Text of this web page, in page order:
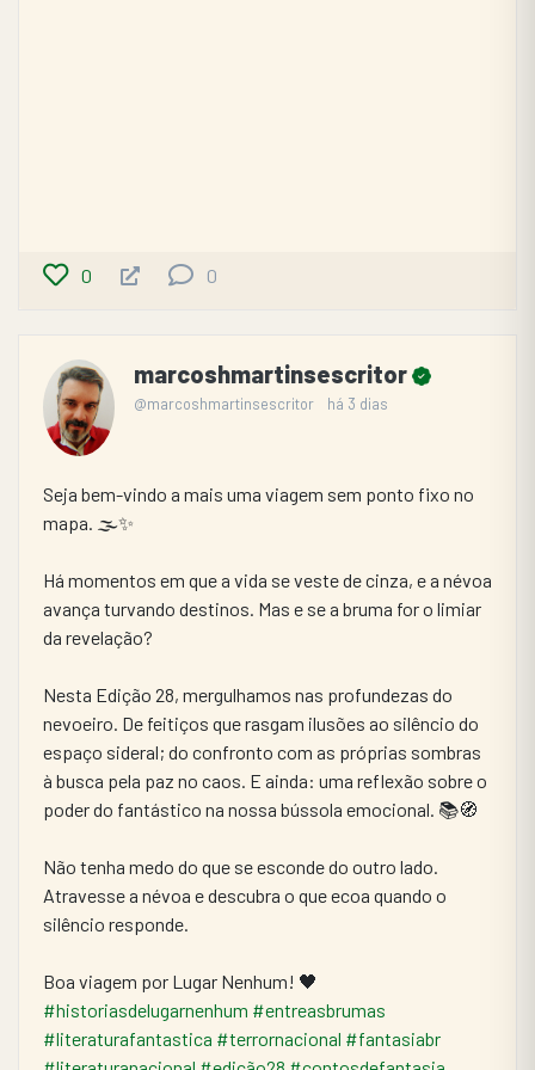
0 0
marcoshmartinsescritor
@marcoshmartinsescritor há 3 dias
Seja bem-vindo a mais uma viagem sem ponto fixo no
mapa. 🌫️✨
Há momentos em que a vida se veste de cinza, e a névoa
avança turvando destinos. Mas e se a bruma for o limiar
da revelação?
Nesta Edição 28, mergulhamos nas profundezas do
nevoeiro. De feitiços que rasgam ilusões ao silêncio do
espaço sideral; do confronto com as próprias sombras
à busca pela paz no caos. E ainda: uma reflexão sobre o
poder do fantástico na nossa bússola emocional. 📚🧭
Não tenha medo do que se esconde do outro lado.
Atravesse a névoa e descubra o que ecoa quando o
silêncio responde.
Boa viagem por Lugar Nenhum! 🖤
#historiasdelugarnenhum #entreasbrumas
#literaturafantastica #terrornacional #fantasiabr